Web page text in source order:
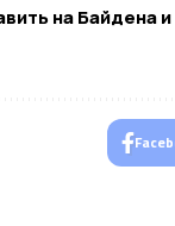
на Байдена